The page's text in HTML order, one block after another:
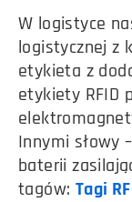
W logistyce
logistycznej z
etykieta z
etykiety RFID
Innymi słowy
baterii
tagów: Tagi